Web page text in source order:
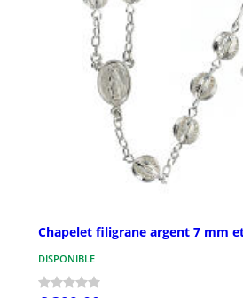
Chapelet filigrane argent 7 mm
DISPONIBLE